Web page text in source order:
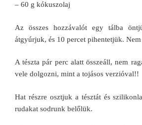
– 60 g kókuszolaj
Az összes hozzávalót egy tálba
átgyúrjuk, és 10 percet pihentetjük.
A tészta pár perc alatt összeáll, nem
vele dolgozni, mint a tojásos verzióval!!
Hat részre osztjuk a tésztát és
rudakat sodrunk belőlük.